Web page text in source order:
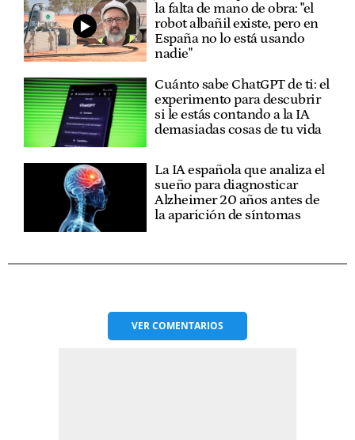
la falta de mano de obra: "el
robot albañil existe, pero en
España no lo está usando
nadie"
Cuánto sabe ChatGPT de ti: el
experimento para descubrir
si le estás contando a la IA
demasiadas cosas de tu vida
La IA española que analiza el
sueño para diagnosticar
Alzheimer 20 años antes de
la aparición de síntomas
VERCOMENTARIOS